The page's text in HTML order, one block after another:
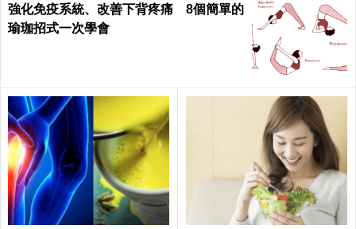
強化免疫系統、改善下背疼痛 8個簡單的
瑜珈招式一次學會